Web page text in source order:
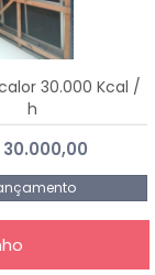
30.000 Kcal /
h
30.000,00